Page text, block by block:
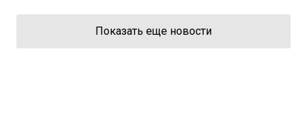
Показать еще новости